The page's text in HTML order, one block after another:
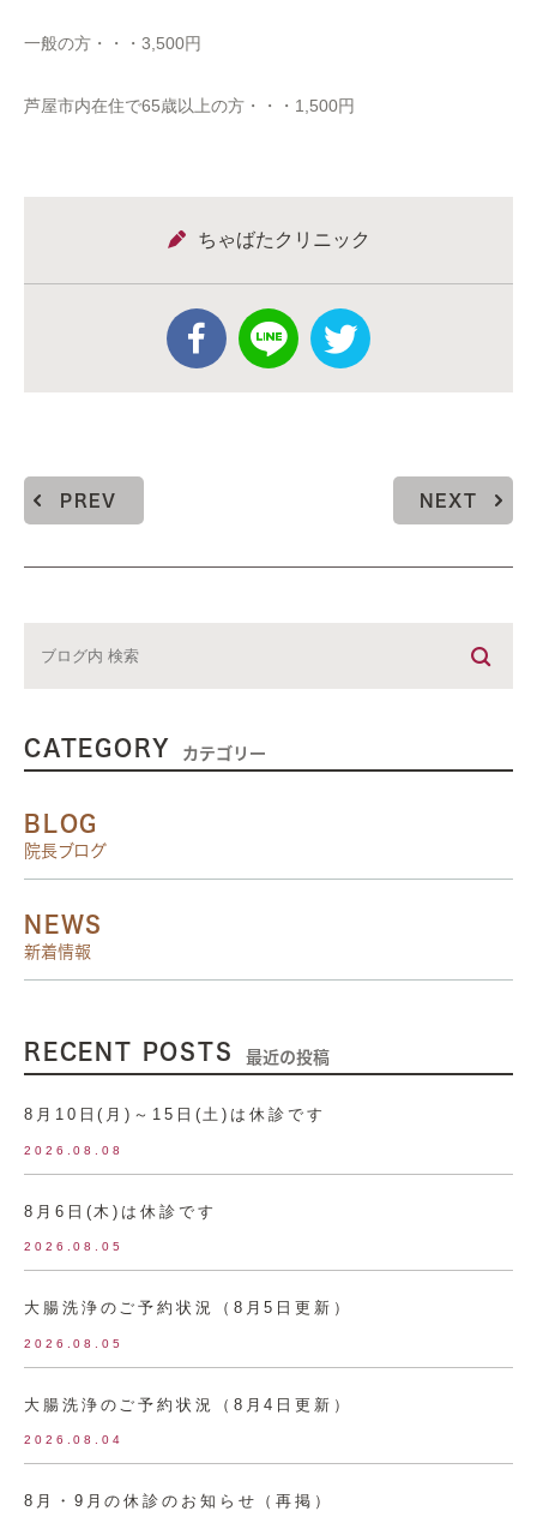
一般の方・・・3,500円
芦屋市内在住で65歳以上の方・・・1,500円
ちゃばたクリニック
PREV NEXT
CATEGORY カテゴリー
BLOG
院長ブログ
NEWS
新着情報
RECENT POSTS 最近の投稿
8月10日(月)～15日(土)は休診です
2026.08.08
8月6日(木)は休診です
2026.08.05
大腸洗浄のご予約状況（8月5日更新）
2026.08.05
大腸洗浄のご予約状況（8月4日更新）
2026.08.04
8月・9月の休診のお知らせ（再掲）